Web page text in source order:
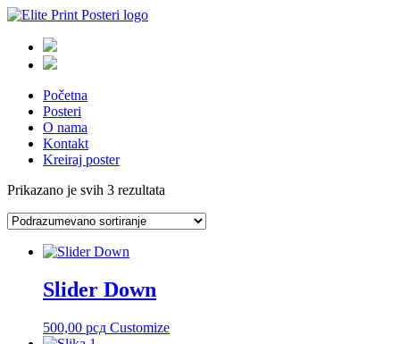
Početna
Posteri
O nama
Kontakt
Kreiraj poster
Prikazano je svih 3 rezultata
Slider Down
500,00 рсд Customize